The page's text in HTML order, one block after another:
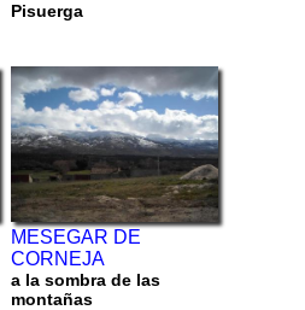
Pisuerga
MESEGAR DE
CORNEJA
a la sombra de las
montañas